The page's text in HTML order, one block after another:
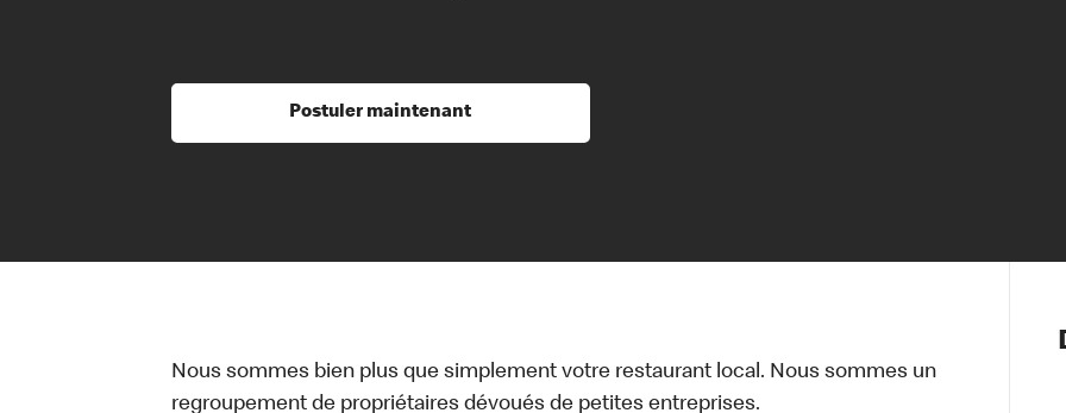
Les
Notre
Nos
Postuler maintenant
Nous sommes bien plus que simplement votre restaurant local. Nous sommes un
regroupement de propriétaires dévoués de petites entreprises.